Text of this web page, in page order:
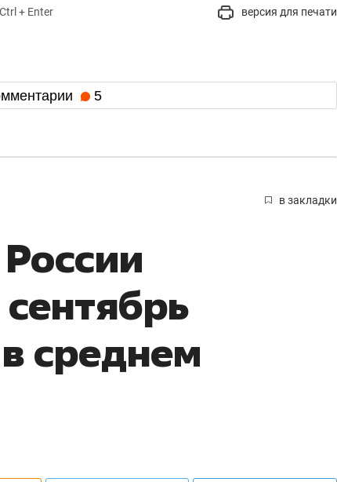
+ Enter версия для печати
5
в закладки
среднем